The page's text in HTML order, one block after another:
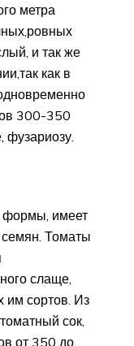
метра
и так же
как в
300-350
фузариозу.
формы, имеет
Томаты
слаще,
им сортов. Из
сок,
от 350 до